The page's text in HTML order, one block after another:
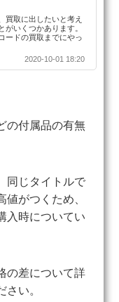
買取に出したいと考え
がいくつかあります。
ードの買取までにやっ
2020-10-01 18:20
の付属品の有無
同じタイトルで
値がつくため、
入時についてい
の差について詳
さい。